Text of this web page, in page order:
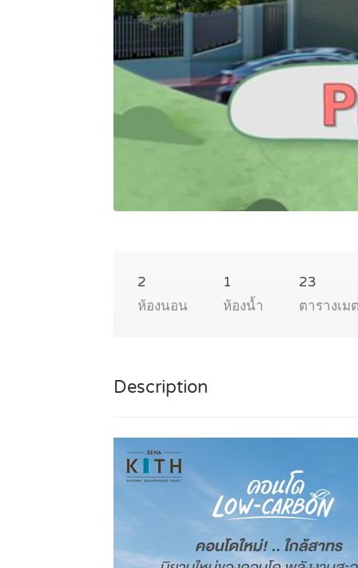
2
ห้องนอน
1
ห้องน้ำ
23
ตารางเม
Description